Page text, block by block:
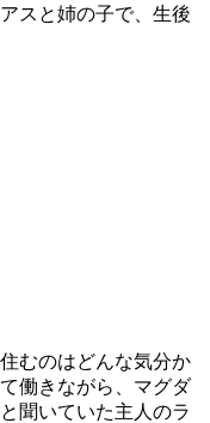
スと姉の子で、生後
むのはどんな気分か
働きながら、マグダ
聞いていた主人のラ